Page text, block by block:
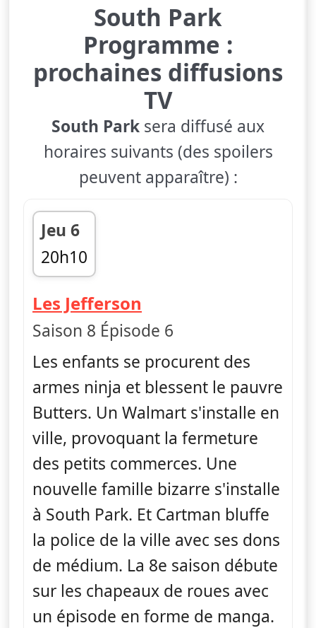
South Park
Programme :
prochaines diffusions
TV
South Park sera diffusé aux
horaires suivants (des spoilers
peuvent apparaître) :
Jeu 6
20h10
fin 20h30
Les Jefferson
Saison 8 Épisode 6
Les enfants se procurent des
armes ninja et blessent le pauvre
Butters. Un Walmart s'installe en
ville, provoquant la fermeture
des petits commerces. Une
nouvelle famille bizarre s'installe
à South Park. Et Cartman bluffe
la police de la ville avec ses dons
de médium. La 8e saison débute
sur les chapeaux de roues avec
un épisode en forme de manga.